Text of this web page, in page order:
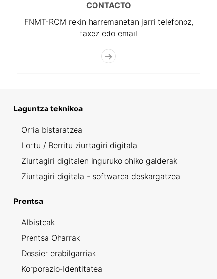
CONTACTO
FNMT-RCM rekin harremanetan jarri telefonoz,
faxez edo email
Laguntza teknikoa
Orria bistaratzea
Lortu / Berritu ziurtagiri digitala
Ziurtagiri digitalen inguruko ohiko galderak
Ziurtagiri digitala - softwarea deskargatzea
Prentsa
Albisteak
Prentsa Oharrak
Dossier erabilgarriak
Korporazio-Identitatea